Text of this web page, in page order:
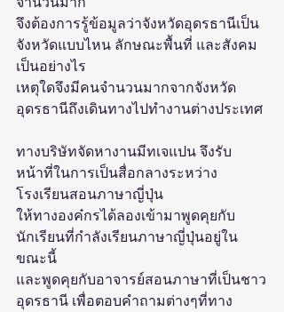
จึงต้องการรู้ข้อมูลว่าจังหวัดอุดรธานีเป็น
จังหวัดแบบไหน ลักษณะพื้นที่ และสังคม
เป็นอย่างไร
เหตุใดจึงมีคนจำนวนมากจากจังหวัด
อุดรธานีถึงเดินทางไปทำงานต่างประเทศ
ทางบริษัทจัดหางานมีทเจแปน จึงรับ
หน้าที่ในการเป็นสื่อกลางระหว่าง
โรงเรียนสอนภาษาญี่ปุ่น
ให้ทางองค๋กรได้ลองเข้ามาพูดคุยกับ
นักเรียนที่กำลังเรียนภาษาญี่ปุ่นอยู่ใน
ขณะนี้
และพูดคุยกับอาจารย์สอนภาษาที่เป็นชาว
อุดรธานี เพื่อตอบคำถามต่างๆที่ทาง